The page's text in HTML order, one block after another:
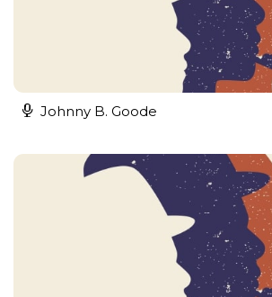
Johnny B. Goode